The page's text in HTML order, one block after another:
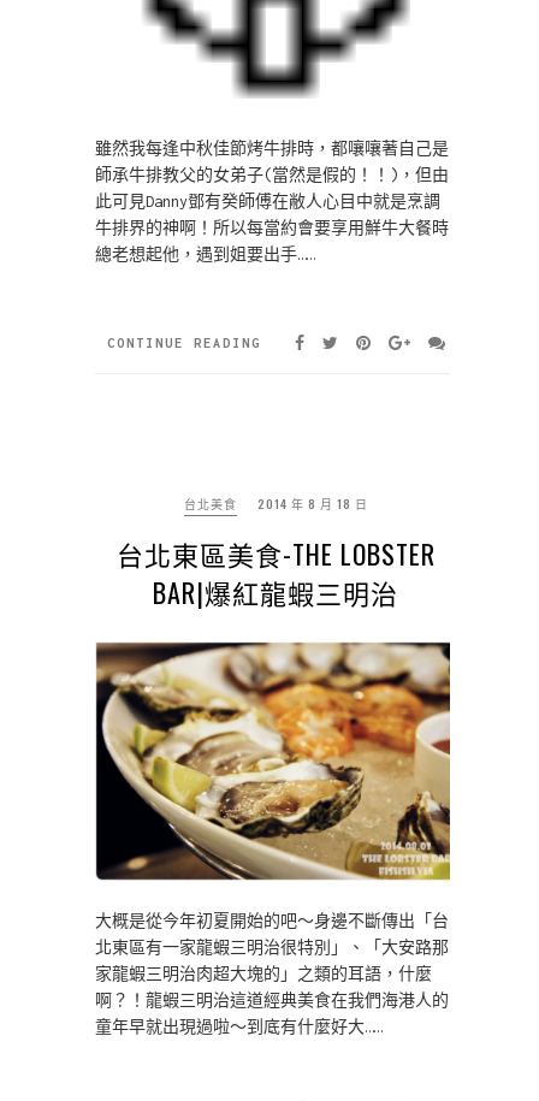
雖然我每逢中秋佳節烤牛排時，都嚷嚷著自己是
師承牛排教父的女弟子(當然是假的！！)，但由
此可見Danny鄧有癸師傅在敝人心目中就是烹調
牛排界的神啊！所以每當約會要享用鮮牛大餐時
總老想起他，遇到姐要出手……
CONTINUE READING
台北美食 2014 年 8 月 18 日
台北東區美食-THE LOBSTER
BAR|爆紅龍蝦三明治
大概是從今年初夏開始的吧～身邊不斷傳出「台
北東區有一家龍蝦三明治很特別」、「大安路那
家龍蝦三明治肉超大塊的」之類的耳語，什麼
啊？！龍蝦三明治這道經典美食在我們海港人的
童年早就出現過啦～到底有什麼好大……